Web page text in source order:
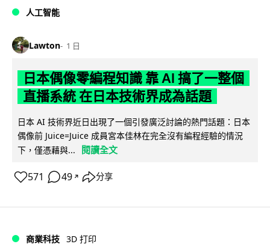
人工智能
Lawton 1 日
日本偶像零編程知識 靠 AI 搞了一整個
直播系統 在日本技術界成為話題
日本 AI 技術界近日出現了一個引發廣泛討論的熱門話題：日本
偶像前 Juice=Juice 成員宮本佳林在完全沒有編程經驗的情況
下，僅憑藉與...
閱讀全文
571 49 ↗ 分享
商業科技 3D 打印